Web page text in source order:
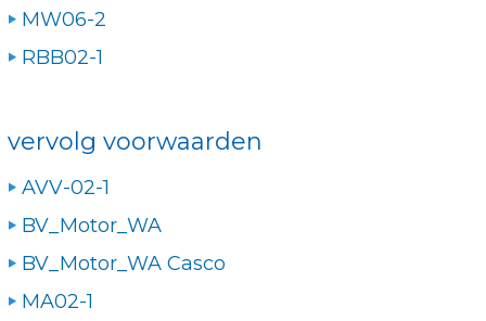
MW06-2
RBB02-1
vervolg voorwaarden
AVV-02-1
BV_Motor_WA
BV_Motor_WA Casco
MA02-1